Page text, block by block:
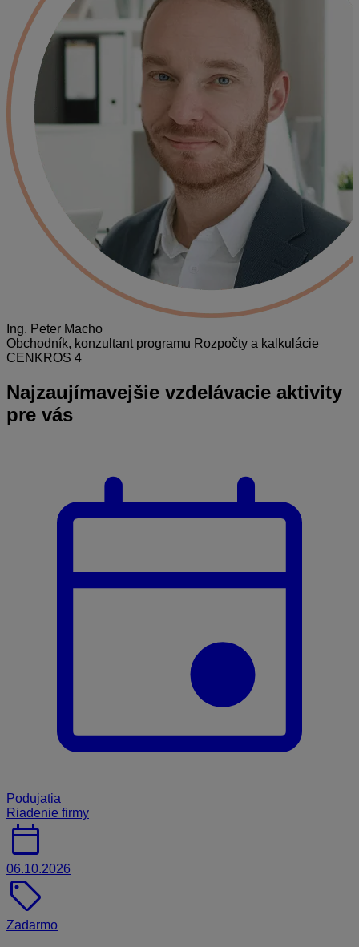
Ing. Peter Macho
Obchodník, konzultant programu Rozpočty a kalkulácie
CENKROS 4
Najzaujímavejšie vzdelávacie aktivity
pre vás
Podujatia
Riadenie firmy
calendar_today
06.10.2026
sell
Zadarmo